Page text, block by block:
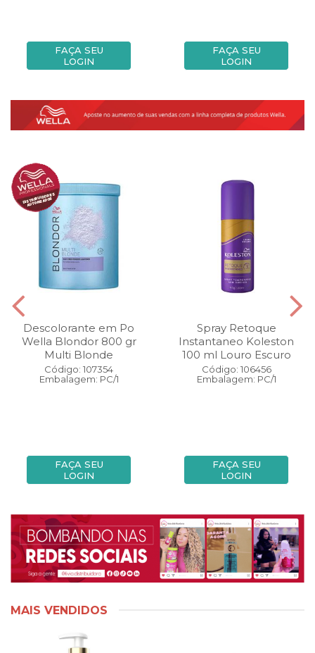
FAÇA SEU
LOGIN
FAÇA SEU
LOGIN
Descolorante em Po
Wella Blondor 800 gr
Multi Blonde
Código: 107354
Embalagem: PC/1
FAÇA SEU
LOGIN
Spray Retoque
Instantaneo Koleston
100 ml Louro Escuro
Código: 106456
Embalagem: PC/1
FAÇA SEU
LOGIN
MAIS VENDIDOS